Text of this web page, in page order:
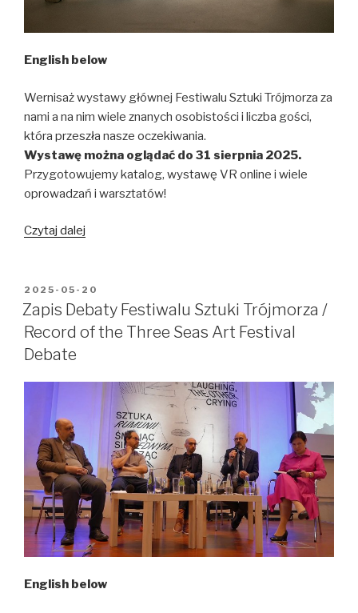
English below
Wernisaż wystawy głównej Festiwalu Sztuki Trójmorza za
nami a na nim wiele znanych osobistości i liczba gości,
która przeszła nasze oczekiwania.
Wystawę można oglądać do 31 sierpnia 2025.
Przygotowujemy katalog, wystawę VR online i wiele
oprowadzań i warsztatów!
Czytaj dalej
Sztuki
Trójmorza
otwarta!
main
exhibition
the
Three
Seas
Art
Festival
is
open!
OPUBLIKOWANE
W
2025-05-20
Zapis Debaty Festiwalu Sztuki Trójmorza /
Record of the Three Seas Art Festival
Debate
English below